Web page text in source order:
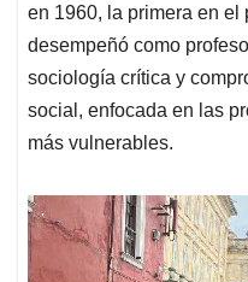
en 1960, la primera en
desempeñó como
sociología crítica y
social, enfocada en las
más vulnerables.